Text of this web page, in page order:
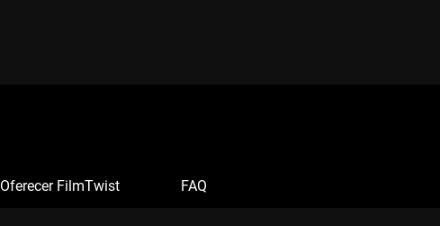
Oferecer FilmTwist FAQ